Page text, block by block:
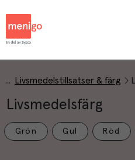
Livsmedelstillsatser & färg
Livsmedelsfärg
Grön Gul Röd